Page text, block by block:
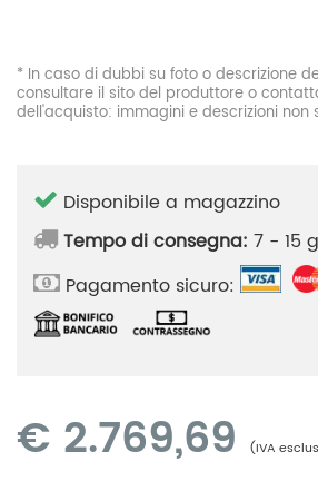
* In caso di dubbi su foto o descrizione
consultare il sito del produttore o
dell'acquisto: immagini e descrizioni non
Disponibile a magazzino
Tempo di consegna: 7 - 15
Pagamento sicuro:
€ 2.769,69 (IVA